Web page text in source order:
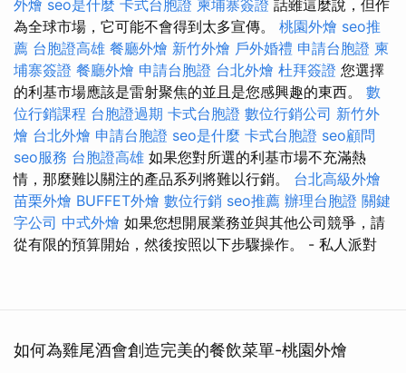
外燴 seo是什麼 卡式台胞證 柬埔寨簽證 話雖這麼說，但作
為全球市場，它可能不會得到太多宣傳。 桃園外燴 seo推
薦 台胞證高雄 餐廳外燴 新竹外燴 戶外婚禮 申請台胞證 柬
埔寨簽證 餐廳外燴 申請台胞證 台北外燴 杜拜簽證 您選擇
的利基市場應該是雷射聚焦的並且是您感興趣的東西。 數
位行銷課程 台胞證過期 卡式台胞證 數位行銷公司 新竹外
燴 台北外燴 申請台胞證 seo是什麼 卡式台胞證 seo顧問
seo服務 台胞證高雄 如果您對所選的利基市場不充滿熱
情，那麼難以關注的產品系列將難以行銷。 台北高級外燴
苗栗外燴 BUFFET外燴 數位行銷 seo推薦 辦理台胞證 關鍵
字公司 中式外燴 如果您想開展業務並與其他公司競爭，請
從有限的預算開始，然後按照以下步驟操作。 - 私人派對
如何為雞尾酒會創造完美的餐飲菜單-桃園外燴